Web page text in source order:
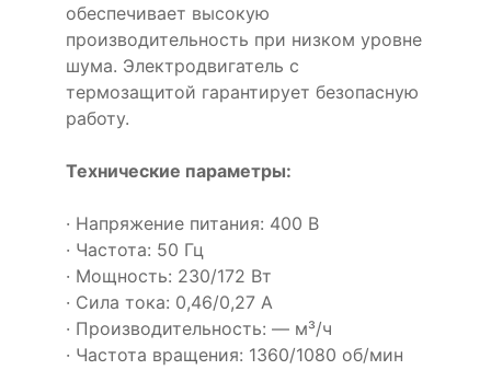
обеспечивает высокую
производительность при низком уровне
шума. Электродвигатель с
термозащитой гарантирует безопасную
работу.
Технические параметры:
· Напряжение питания: 400 В
· Частота: 50 Гц
· Мощность: 230/172 Вт
· Сила тока: 0,46/0,27 А
· Производительность: — м³/ч
· Частота вращения: 1360/1080 об/мин